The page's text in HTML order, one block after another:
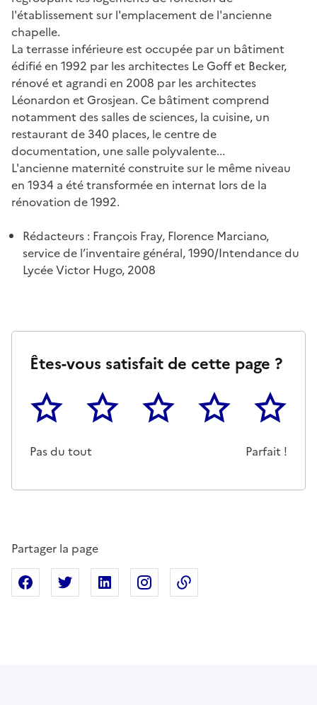
l'établissement sur l'emplacement de l'ancienne
chapelle.
La terrasse inférieure est occupée par un bâtiment
édifié en 1992 par les architectes Le Goff et Becker,
rénové et agrandi en 2008 par les architectes
Léonardon et Grosjean. Ce bâtiment comprend
notamment des salles de sciences, la cuisine, un
restaurant de 340 places, le centre de
documentation, une salle polyvalente...
L'ancienne maternité construite sur le même niveau
en 1934 a été transformée en internat lors de la
rénovation de 1992.
Rédacteurs : François Fray, Florence Marciano,
service de l’inventaire général, 1990/Intendance du
Lycée Victor Hugo, 2008
Êtes-vous satisfait de cette page ?
1
Pas du tout
2 3 4 5
Parfait !
Partager la page
Partager sur Facebook
Partager sur XPartager sur Linkedin
Partager sur Instagram